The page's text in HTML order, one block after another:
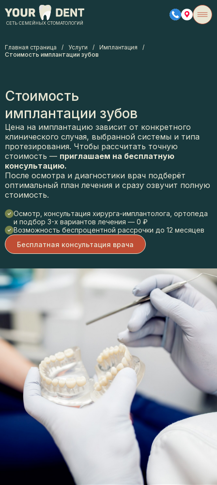
СЕТЬ СЕМЕЙНЫХ СТОМАТОЛОГИЙ
Главная страница / Услуги / Имплантация
/
Стоимость имплантации зубов
Стоимость
имплантации зубов
Цена на имплантацию зависит от конкретного
клинического случая, выбранной системы и типа
протезирования. Чтобы рассчитать точную
стоимость — приглашаем на бесплатную
консультацию.
После осмотра и диагностики врач подберёт
оптимальный план лечения и сразу озвучит полную
стоимость.
Осмотр, консультация хирурга-имплантолога, ортопеда
и подбор 3-х вариантов лечения — 0 ₽
Возможность беспроцентной рассрочки до 12 месяцев
Бесплатная консультация врача